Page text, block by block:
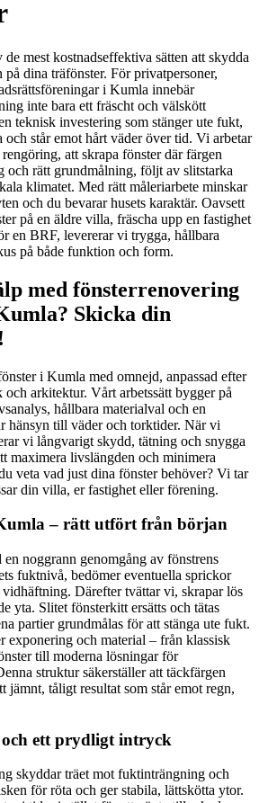
mest kostnadseffektiva sätten att skydda
dina träfönster. För privatpersoner,
i Kumla innebär
inte bara ett fräscht och välskött
teknisk investering som stänger ute fukt,
och står emot hårt väder över tid. Vi arbetar
att skrapa fönster där färgen
och rätt grundmålning, följt av slitstarka
klimatet. Med rätt måleriarbete minskar
och du bevarar husets karaktär. Oavsett
på en äldre villa, fräscha upp en fastighet
en BRF, levererar vi trygga, hållbara
på både funktion och form.
med fönsterrenovering
Skicka din
i Kumla med omnejd, anpassad efter
arkitektur. Vårt arbetssätt bygger på
hållbara materialval och en
hänsyn till väder och torktider. När vi
vi långvarigt skydd, tätning och snygga
maximera livslängden och minimera
veta vad just dina fönster behöver? Vi tar
din villa, er fastighet eller förening.
– rätt utfört från början
noggrann genomgång av fönstrens
fuktnivå, bedömer eventuella sprickor
Därefter tvättar vi, skrapar lös
yta. Slitet fönsterkitt ersätts och tätas
partier grundmålas för att stänga ute fukt.
exponering och material – från klassisk
till moderna lösningar för
struktur säkerställer att täckfärgen
jämnt, tåligt resultat som står emot regn,
ett prydligt intryck
skyddar träet mot fuktinträngning och
för röta och ger stabila, lättskötta ytor.